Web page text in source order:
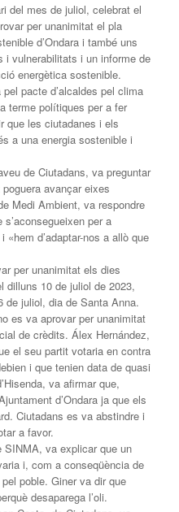
del mes de juliol, celebrat el
per unanimitat el pla
d’Ondara i també uns
i vulnerabilitats i un informe de
energètica sostenible.
pacte d’alcaldes pel clima
terme polítiques per a fer
que les ciutadanes i els
a una energia sostenible i
de Ciutadans, va preguntar
avançar eixes
Medi Ambient, va respondre
per a
«hem d’adaptar-nos a allò que
per unanimitat els dies
dilluns 10 de juliol de 2023,
de juliol, dia de Santa Anna.
es va aprovar per unanimitat
de crèdits. Álex Hernández,
el seu partit votaria en contra
i que tenien data de quasi
va afirmar que,
d’Ondara ja que els
Ciutadans es va abstindre i
a favor.
SINMA, va explicar que un
i, com a conseqüència de
poble. Giner va dir que
desaparega l’oli.